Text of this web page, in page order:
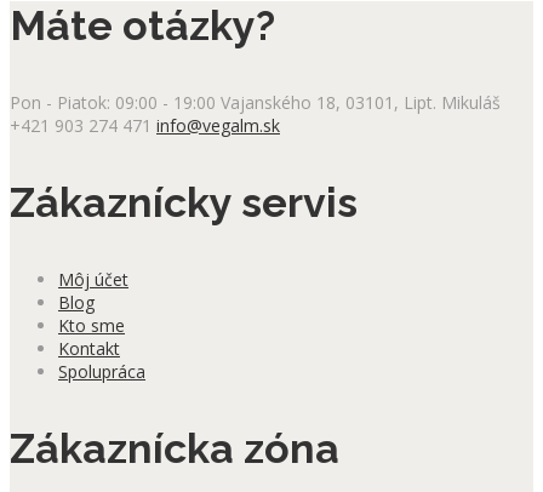
Máte otázky?
Pon - Piatok: 09:00 - 19:00 Vajanského 18, 03101, Lipt. Mikuláš
+421 903 274 471 info@vegalm.sk
Zákaznícky servis
Môj účet
Blog
Kto sme
Kontakt
Spolupráca
Zákaznícka zóna